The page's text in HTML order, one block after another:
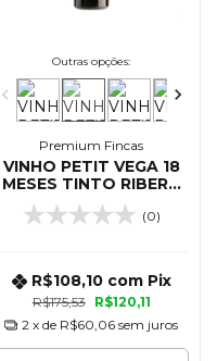
Outras opções:
Premium Fincas
VINHO PETIT VEGA 18
MESES TINTO RIBERA
DEL DUERO 750 ML
(0)
R$175,53 R$120,11
R$108,10 com Pix
2 x de R$60,06 sem juros